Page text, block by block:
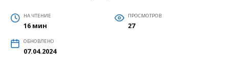
НА ЧТЕНИЕ
16 мин
ПРОСМОТРОВ
27
ОБНОВЛЕНО
07.04.2024